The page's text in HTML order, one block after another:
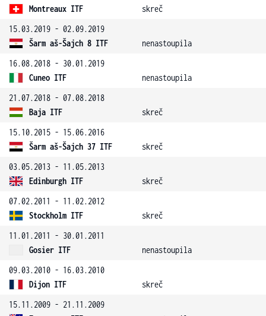
Montreaux ITF
skreč
15.03.2019 - 02.09.2019
Šarm aš-Šajch 8 ITF
nenastoupila
16.08.2018 - 30.01.2019
Cuneo ITF
nenastoupila
21.07.2018 - 07.08.2018
Baja ITF
skreč
15.10.2015 - 15.06.2016
Šarm aš-Šajch 37 ITF
skreč
03.05.2013 - 11.05.2013
Edinburgh ITF
skreč
07.02.2011 - 11.02.2012
Stockholm ITF
skreč
11.01.2011 - 30.01.2011
Gosier ITF
nenastoupila
09.03.2010 - 16.03.2010
Dijon ITF
skreč
15.11.2009 - 21.11.2009